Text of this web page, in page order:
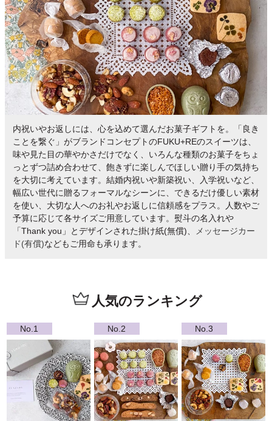
内祝いやお返しには、心を込めて選んだお菓子ギフトを。「良き
ことを繋ぐ」がブランドコンセプトのFUKU+REのスイーツは、
味や見た目の華やかさだけでなく、いろんな種類のお菓子をちょ
っとずつ詰め合わせて、飽きずに楽しんでほしい贈り手の気持ち
を大切に考えています。結婚内祝いや新築祝い、入学祝いなど、
幅広い世代に贈るフォーマルなシーンに、できるだけ優しい素材
を使い、大切な人へのお礼やお返しに信頼感をプラス。人数やご
予算に応じて各サイズご用意しています。熨斗の名入れや
「Thank you」とデザインされた掛け紙(無償)、
メッセージカー
ド(有償)などもご用命も承ります。
人気のランキング